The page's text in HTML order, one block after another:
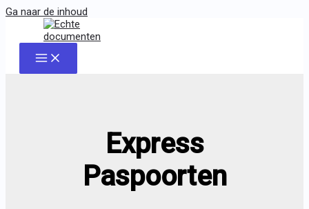
Ga naar de inhoud
Express
Paspoorten